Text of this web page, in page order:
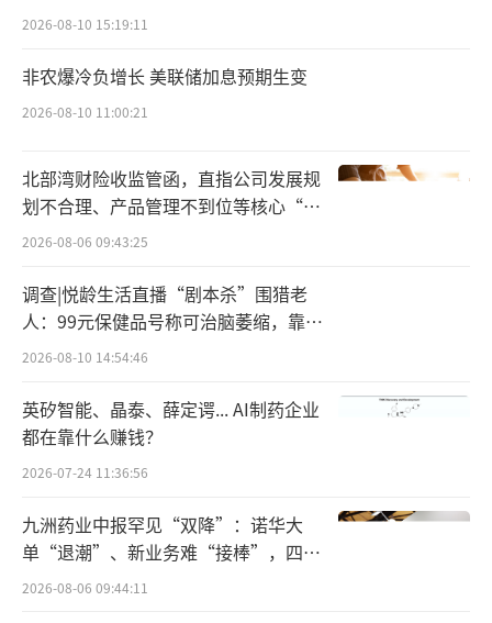
白桦小镇母公司为伊春兆天生物科技有限
公司（以下简称“伊春兆天”）。伊春兆天方
面称，1986年，其前身带岭林业科学研究所创
现代化探索。
不过，早期的技术瓶颈、消费者认知空
很难走出小兴安岭的茫茫大山。当前，白桦树
汁的“天然能量”属性才被重新挖掘：零添加
糖、富含17种氨基酸、8种矿物质及抗氧化成
分，其“自然即营养”的特质完美契合当
下“成分党”的需求。
品牌称，在相关护肤品中添加了桦树汁。元气
森林电解质水（季节限定款）、农夫山泉称喷
雾以及相关水产品中也含有桦树汁。另外，Swi
2026-08-10 15:19:11
非农爆冷负增长 美联储加息预期生变
2026-08-10 11:00:21
北部湾财险收监管函，直指公司发展规
划不合理、产品管理不到位等核心“痛
点”
2026-08-06 09:43:25
调查|悦龄生活直播“剧本杀”围猎老
人：99元保健品号称可治脑萎缩，靠鸡
蛋拉新一年开近两万家店
2026-08-10 14:54:46
英矽智能、晶泰、薛定谔... AI制药企业
都在靠什么赚钱？
2026-07-24 11:36:56
九洲药业中报罕见“双降”：诺华大
单“退潮”、新业务难“接棒”，四大
难关待闯
2026-08-06 09:44:11